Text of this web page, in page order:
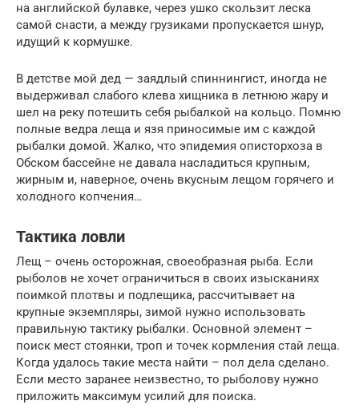
на английской булавке, через ушко скользит леска
самой снасти, а между грузиками пропускается шнур,
идущий к кормушке.
В детстве мой дед — заядлый спиннингист, иногда не
выдерживал слабого клева хищника в летнюю жару и
шел на реку потешить себя рыбалкой на кольцо. Помню
полные ведра леща и язя приносимые им с каждой
рыбалки домой. Жалко, что эпидемия описторхоза в
Обском бассейне не давала насладиться крупным,
жирным и, наверное, очень вкусным лещом горячего и
холодного копчения…
Тактика ловли
Лещ – очень осторожная, своеобразная рыба. Если
рыболов не хочет ограничиться в своих изысканиях
поимкой плотвы и подлещика, рассчитывает на
крупные экземпляры, зимой нужно использовать
правильную тактику рыбалки. Основной элемент –
поиск мест стоянки, троп и точек кормления стай леща.
Когда удалось такие места найти – пол дела сделано.
Если место заранее неизвестно, то рыболову нужно
приложить максимум усилий для поиска.